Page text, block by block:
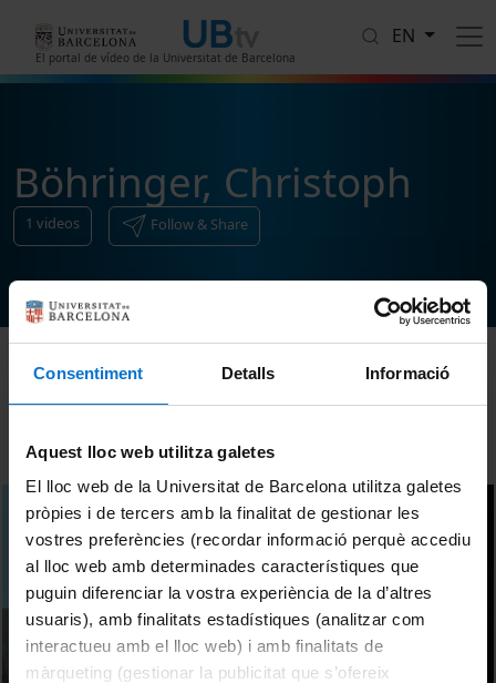
Consentiment Detalls Informació
Aquest lloc web utilitza galetes
El lloc web de la Universitat de Barcelona utilitza galetes
pròpies i de tercers amb la finalitat de gestionar les
vostres preferències (recordar informació perquè accediu
al lloc web amb determinades característiques que
puguin diferenciar la vostra experiència de la d’altres
usuaris), amb finalitats estadístiques (analitzar com
interactueu amb el lloc web) i amb finalitats de
màrqueting (gestionar la publicitat que s’ofereix
El portal de vídeo de la Universitat de Barcelona
EN
Böhringer, Christoph
1 videos Follow & Share